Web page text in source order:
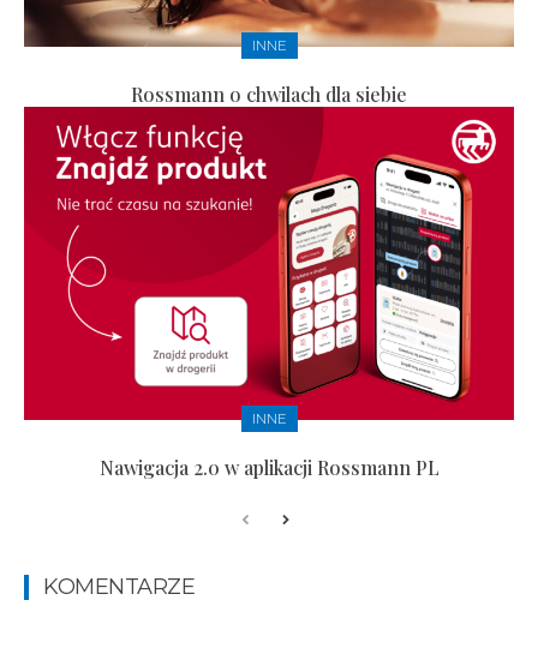
INNE
Rossmann o chwilach dla siebie
INNE
Nawigacja 2.0 w aplikacji Rossmann PL
KOMENTARZE